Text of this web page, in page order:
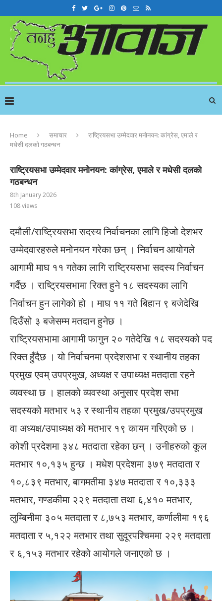
Home समाचार
राष्ट्रियसभा उम्मेदवार मनोनयन: कांग्रेस, एमाले र
मधेसी दलको गठबन्धन
राष्ट्रियसभा उम्मेदवार मनोनयन: कांग्रेस, एमाले र मधेसी दलको
गठबन्धन
8th January 2026
108views
दमौली/राष्ट्रियसभा सदस्य निर्वाचनका लागि हिजो देशभर
उम्मेदवारहरुले मनोनयन गरेका छन् । निर्वाचन आयोगले
आगामी माघ ११ गतेका लागि राष्ट्रियसभा सदस्य निर्वाचन
गर्दैछ । राष्ट्रियसभामा रिक्त हुने १८ सदस्यका लागि
निर्वाचन हुन लागेको हो । माघ ११ गते बिहान ९ बजेदेखि
दिउँसो ३ बजेसम्म मतदान हुनेछ ।
राष्ट्रियसभामा आगामी फागुन २० गतेदेखि १८ सदस्यको पद
रिक्त हुँदैछ । यो निर्वाचनमा प्रदेशसभा र स्थानीय तहका
प्रमुख एवम् उपप्रमुख, अध्यक्ष र उपाध्यक्ष मतदाता रहने
व्यवस्था छ । हालको व्यवस्था अनुसार प्रदेश सभा
सदस्यको मतभार ५३ र स्थानीय तहका प्रमुख/उपप्रमुख
वा अध्यक्ष/उपाध्यक्ष को मतभार १९ कायम गरिएको छ ।
कोशी प्रदेशमा ३४८ मतदाता रहेका छन् । उनीहरुको कूल
मतभार १०,१३५ हुन्छ । मधेश प्रदेशमा ३७९ मतदाता र
१०,८३९ मतभार, बागमतीमा ३४७ मतदाता र १०,३३३
मतभार, गण्डकीमा २२९ मतदाता तथा ६,४१० मतभार,
लुम्बिनीमा ३०५ मतदाता र ८,७५३ मतभार, कर्णालीमा १९६
मतदाता र ५,१२२ मतभार तथा सुदूरपश्चिममा २२९ मतदाता
र ६,१५३ मतभार रहेको आयोगले जनाएको छ ।